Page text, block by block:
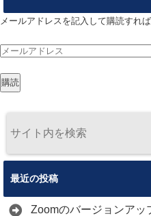
メールアドレスを記入して購読すれ
メ
ル
ド
購読
最近の投稿
Zoomのバージョンアッ